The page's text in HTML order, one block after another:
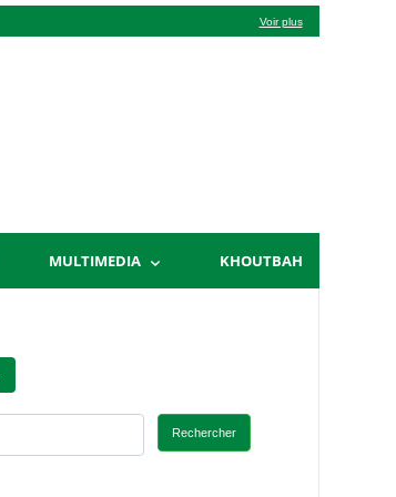
Voir plus
MULTIMEDIA KHOUTBAH
Rechercher